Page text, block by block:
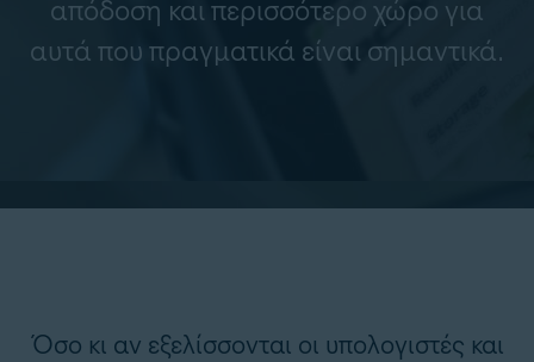
απόδοση και περισσότερο χώρο για
αυτά που πραγματικά είναι σημαντικά.
Όσο κι αν εξελίσσονται οι υπολογιστές και